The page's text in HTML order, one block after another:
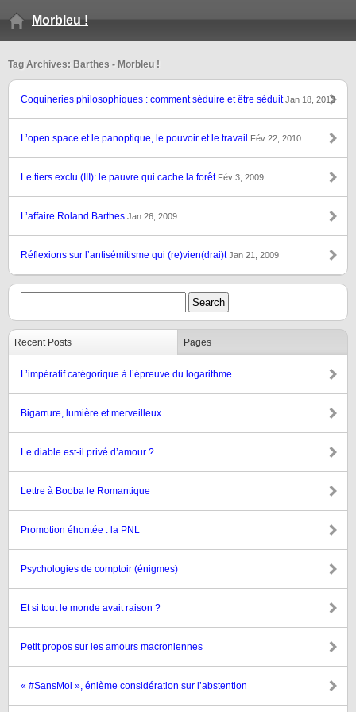
Morbleu !
Tag Archives: Barthes - Morbleu !
Coquineries philosophiques : comment séduire et être séduitJan 18, 2013
L’open space et le panoptique, le pouvoir et le travail Fév 22, 2010
Le tiers exclu (III): le pauvre qui cache la forêt Fév 3, 2009
L’affaire Roland Barthes Jan 26, 2009
Réflexions sur l’antisémitisme qui (re)vien(drai)tJan 21, 2009
Recent Posts Pages
L’impératif catégorique à l’épreuve du logarithme
Bigarrure, lumière et merveilleux
Le diable est-il privé d’amour ?
Lettre à Booba le Romantique
Promotion éhontée : la PNL
Psychologies de comptoir (énigmes)
Et si tout le monde avait raison ?
Petit propos sur les amours macroniennes
« #SansMoi », énième considération sur l’abstention